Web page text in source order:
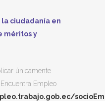
la ciudadanía en
méritos y
únicamente
Empleo